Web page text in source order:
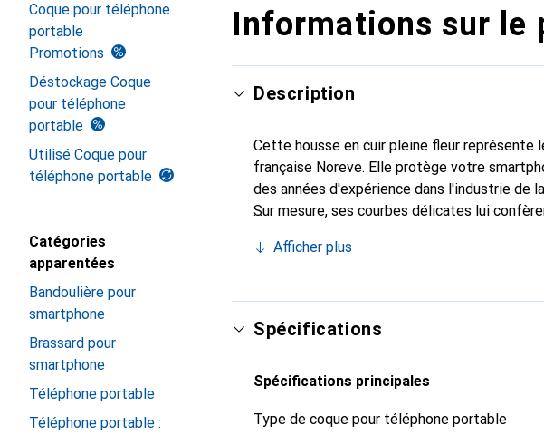
Coque pour téléphone
portable
Promotions
Déstockage Coque
pour téléphone
portable
Utilisé Coque pour
téléphone portable
Catégories
apparentées
Bandoulière pour
smartphone
Brassard pour
smartphone
Téléphone portable
Téléphone portable :
Informations sur le
Description
Cette housse en cuir pleine fleur
française Noreve. Elle protège votre
des années d'expérience dans l'industrie de
Sur mesure, ses courbes délicates lui
marque Noreve est un choix fiable pour une
Afficher plus
Spécifications
Spécifications principales
Type de coque pour téléphone portable